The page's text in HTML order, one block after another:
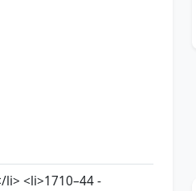
<li>1710–44 -